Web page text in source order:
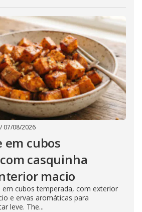
/ 07/08/2026
em cubos
casquinha
macio
em cubos temperada, com exterior
e ervas aromáticas para
leve. The...